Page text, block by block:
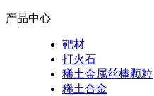
产品中心
靶材
打火石
稀土金属丝棒颗粒
稀土合金